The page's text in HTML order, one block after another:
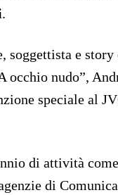
.
soggettista e
occhio nudo”,
speciale al
di attività
di